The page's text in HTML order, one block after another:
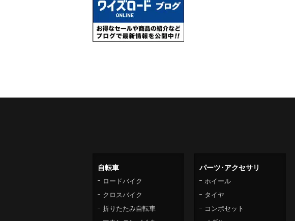
自転車
ロードバイク
クロスバイク
折りたたみ自転車
パーツ･アクセサリ
ホイール
タイヤ
コンポセット